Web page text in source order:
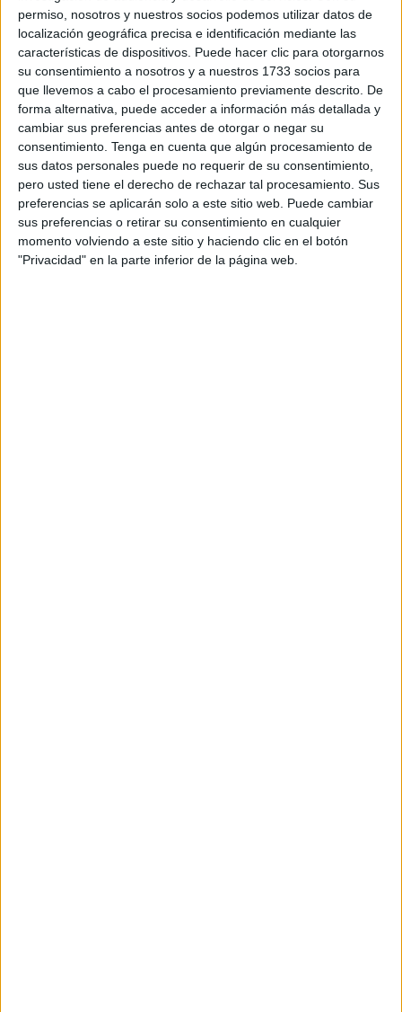
permiso, nosotros y nuestros socios podemos utilizar datos de
localización geográfica precisa e identificación mediante las
características de dispositivos. Puede hacer clic para otorgarnos
su consentimiento a nosotros y a nuestros 1733 socios para
que llevemos a cabo el procesamiento previamente descrito. De
forma alternativa, puede acceder a información más detallada y
cambiar sus preferencias antes de otorgar o negar su
consentimiento. Tenga en cuenta que algún procesamiento de
sus datos personales puede no requerir de su consentimiento,
pero usted tiene el derecho de rechazar tal procesamiento. Sus
preferencias se aplicarán solo a este sitio web. Puede cambiar
sus preferencias o retirar su consentimiento en cualquier
momento volviendo a este sitio y haciendo clic en el botón
"Privacidad" en la parte inferior de la página web.
Az Arab El Hmamchi es entrenador de boxeo en Tetuán.
Desde el pasado martes, “el corazón de su madre sufre por
él”, explican sus amigos. Ese día fue el que eligió para
echarse al mar y emprender la ruta a nado hacia Ceuta.
Sus familiares no saben la ropa que llevaba, pero sí que
optó por escapar llevado por esa cantidad de
informaciones que apuntaban a la facilidad del cruce. Ese
efecto llamada, recrudecido a través de aplicaciones como
TikTok, ha generado cuantioso dolor.
Az Arab tiene 22 años y desde el martes no hay rastro de